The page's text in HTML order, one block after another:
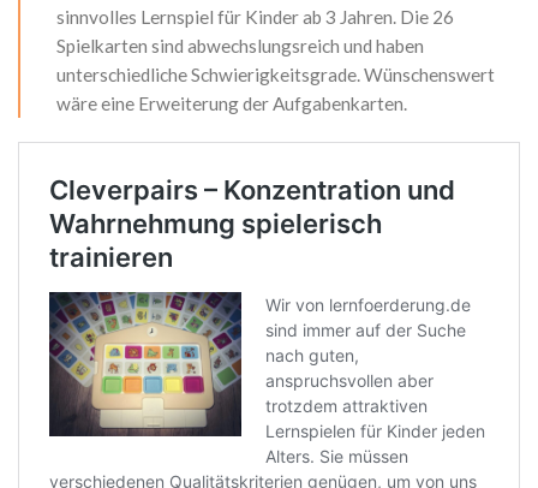
sinnvolles Lernspiel für Kinder ab 3 Jahren. Die 26
Spielkarten sind abwechslungsreich und haben
unterschiedliche Schwierigkeitsgrade. Wünschenswert
wäre eine Erweiterung der Aufgabenkarten.